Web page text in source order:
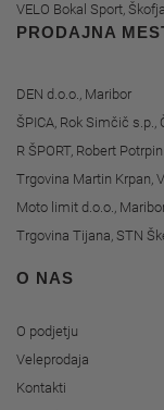
VELO Bokal Sport,
PRODAJNA
DEN d.o.o., Maribor
ŠPICA, Rok Simčič s.p.,
R ŠPORT, Robert
Trgovina Martin Krpan,
Moto limit d.o.o.,
Trgovina Tijana, STN
O NAS
O podjetju
Veleprodaja
Kontakti